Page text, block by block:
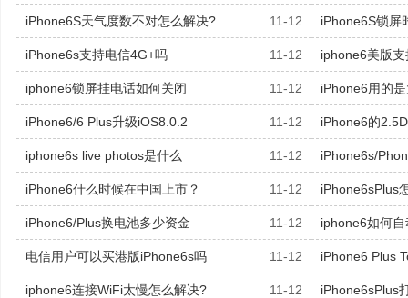
iPhone6S天气度数不对怎么解决? 11-12 iPhone6S锁屏
iPhone6s支持电信4G+吗 11-12 iphone6美版
iphone6锁屏挂电话如何关闭 11-12 iPhone6用的
iPhone6/6 Plus升级iOS8.0.2 11-12 iPhone6的
iphone6s live photos是什么 11-12 iPhone6s/
iPhone6什么时候在中国上市？ 11-12 iPhone6sPlus
iPhone6/Plus换电池多少资金 11-12 iphone6如何
电信用户可以买港版iPhone6s吗 11-12 iPhone6 Plus
iphone6连接WiFi太慢怎么解决? 11-12 iPhone6sPlus